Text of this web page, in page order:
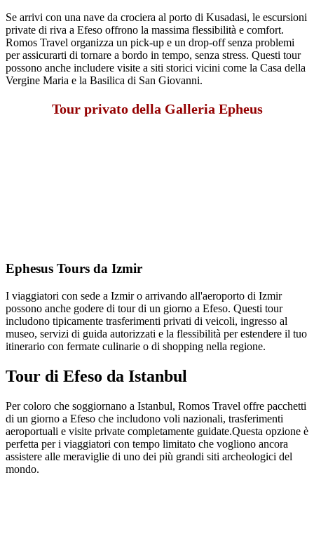
Se arrivi con una nave da crociera al porto di Kusadasi, le escursioni
private di riva a Efeso offrono la massima flessibilità e comfort.
Romos Travel organizza un pick-up e un drop-off senza problemi
per assicurarti di tornare a bordo in tempo, senza stress. Questi tour
possono anche includere visite a siti storici vicini come la Casa della
Vergine Maria e la Basilica di San Giovanni.
Tour privato della Galleria Epheus
Ephesus Tours da Izmir
I viaggiatori con sede a Izmir o arrivando all'aeroporto di Izmir
possono anche godere di tour di un giorno a Efeso. Questi tour
includono tipicamente trasferimenti privati di veicoli, ingresso al
museo, servizi di guida autorizzati e la flessibilità per estendere il tuo
itinerario con fermate culinarie o di shopping nella regione.
Tour di Efeso da Istanbul
Per coloro che soggiornano a Istanbul, Romos Travel offre pacchetti
di un giorno a Efeso che includono voli nazionali, trasferimenti
aeroportuali e visite private completamente guidate.Questa opzione è
perfetta per i viaggiatori con tempo limitato che vogliono ancora
assistere alle meraviglie di uno dei più grandi siti archeologici del
mondo.